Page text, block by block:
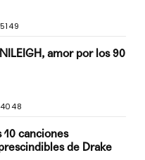
5149
amor por los 90
4048
10 canciones
de Drake